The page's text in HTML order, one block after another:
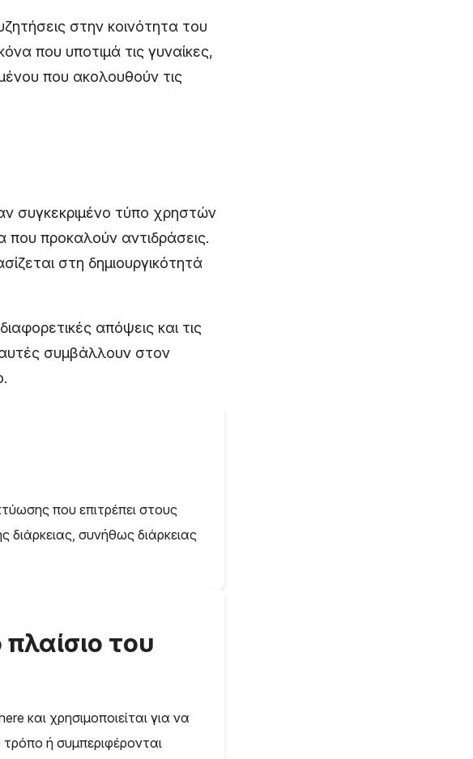
στην κοινότητα του
που υποτιμά τις γυναίκες,
που ακολουθούν τις
συγκεκριμένο τύπο χρηστών
που προκαλούν αντιδράσεις.
στη δημιουργικότητά
απόψεις και τις
συμβάλλουν στον
που επιτρέπει στους
διάρκειας, συνήθως διάρκειας
του
και χρησιμοποιείται για να
τρόπο ή συμπεριφέρονται